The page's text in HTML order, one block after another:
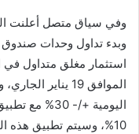
وفي سياق متصل أعلنت
وبدء تداول وحدات صندوق
استثمار مغلق متداول في
الموافق 19
اليومية +/-
10%، وسيتم تطبيق هذه